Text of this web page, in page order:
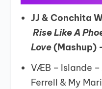
JJ & Conchita
Rise Like A
Love(Mashup)
VÆB – Islande –
Ferrell & My